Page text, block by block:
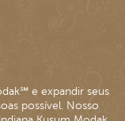
e expandir seus
possível. Nosso